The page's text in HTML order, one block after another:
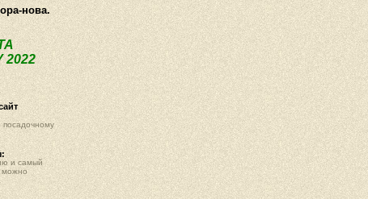
нова.
и самый
можно